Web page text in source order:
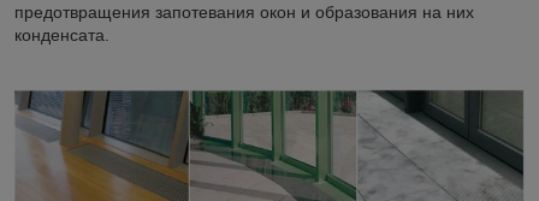
предотвращения запотевания окон и образования на них
конденсата.